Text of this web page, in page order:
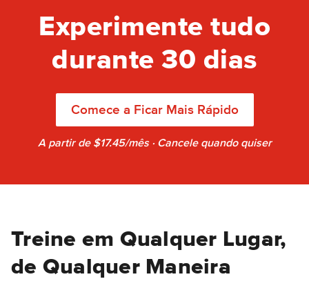
Experimente tudo
durante 30 dias
Comece a Ficar Mais Rápido
A partir de $17.45/mês · Cancele quando quiser
Treine em Qualquer Lugar,
de Qualquer Maneira